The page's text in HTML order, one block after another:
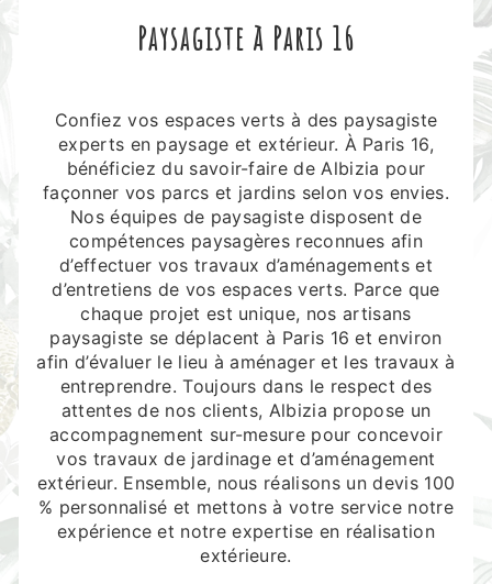
paysagiste à Paris 16
Confiez vos espaces verts à des paysagiste
experts en paysage et extérieur. À Paris 16,
bénéficiez du savoir-faire de Albizia pour
façonner vos parcs et jardins selon vos envies.
Nos équipes de paysagiste disposent de
compétences paysagères reconnues afin
d’effectuer vos travaux d’aménagements et
d’entretiens de vos espaces verts. Parce que
chaque projet est unique, nos artisans
paysagiste se déplacent à Paris 16 et environ
afin d’évaluer le lieu à aménager et les travaux à
entreprendre. Toujours dans le respect des
attentes de nos clients, Albizia propose un
accompagnement sur-mesure pour concevoir
vos travaux de jardinage et d’aménagement
extérieur. Ensemble, nous réalisons un devis 100
% personnalisé et mettons à votre service notre
expérience et notre expertise en réalisation
extérieure.